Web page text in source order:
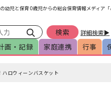
幼児と保育 0歳児からの総合保育情報メディア
詳細検索▶
画・記録 家庭連携 行事
ハロウィーンバスケット